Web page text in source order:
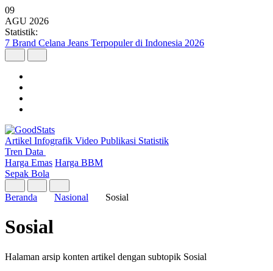
09
AGU 2026
Statistik:
Wilayah dengan Pertumbuhan Ekonomi Tertinggi Triwulan II 2026
Artikel Infografik Video Publikasi Statistik
Tren Data
Harga Emas Harga BBM
Sepak Bola
Beranda Nasional Sosial
Sosial
Halaman arsip konten artikel dengan subtopik Sosial